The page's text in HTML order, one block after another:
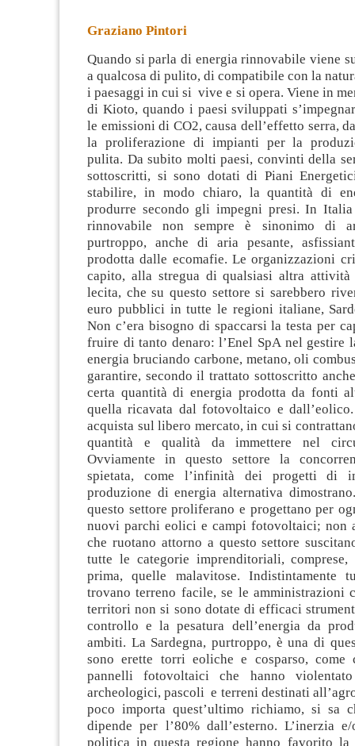
Graziano Pintori
Quando si parla di energia rinnovabile viene
a qualcosa di pulito, di compatibile con la
i paesaggi in cui si vive e si opera. Viene in
di Kioto, quando i paesi sviluppati
le emissioni di CO2, causa dell’effetto serra,
la proliferazione di impianti per la
pulita. Da subito molti paesi, convinti della
sottoscritti, si sono dotati di Piani
stabilire, in modo chiaro, la quantità di
produrre secondo gli impegni presi. In Italia
rinnovabile non sempre è sinonimo di
purtroppo, anche di aria pesante,
prodotta dalle ecomafie. Le organizzazioni
capito, alla stregua di qualsiasi altra attività
lecita, che su questo settore si sarebbero
euro pubblici in tutte le regioni italiane,
Non c’era bisogno di spaccarsi la testa per
fruire di tanto denaro: l’Enel SpA nel gestire
energia bruciando carbone, metano, oli
garantire, secondo il trattato sottoscritto
certa quantità di energia prodotta da fonti
quella ricavata dal fotovoltaico e
acquista sul libero mercato, in cui si
quantità e qualità da immettere nel
Ovviamente in questo settore la
spietata, come l’infinità dei progetti di
produzione di energia alternativa
questo settore proliferano e progettano per
nuovi parchi eolici e campi fotovoltaici; non
che ruotano attorno a questo settore
tutte le categorie imprenditoriali, comprese,
prima, quelle malavitose. Indistintamente
trovano terreno facile, se le amministrazioni
territori non si sono dotate di efficaci
controllo e la pesatura dell’energia da
ambiti. La Sardegna, purtroppo, è una di
sono erette torri eoliche e cosparso, come
pannelli fotovoltaici che hanno
archeologici, pascoli e terreni destinati
poco importa quest’ultimo richiamo, si sa
dipende per l’80% dall’esterno. L’inerzia
politica in questa regione hanno favorito